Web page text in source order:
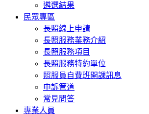
遴選結果
民眾專區
長照線上申請
長照服務業務介紹
長照服務項目
長照服務特約單位
照服員自費班開課訊息
申訴管道
常見問答
專業人員